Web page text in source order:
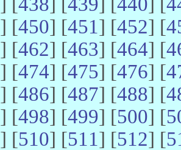
] [450] [451] [452] [
] [462] [463] [464] [
] [474] [475] [476] [
] [486] [487] [488] [
] [498] [499] [500] [
] [510] [511] [512] [